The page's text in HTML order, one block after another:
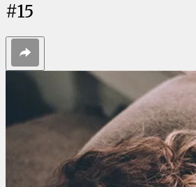
#15